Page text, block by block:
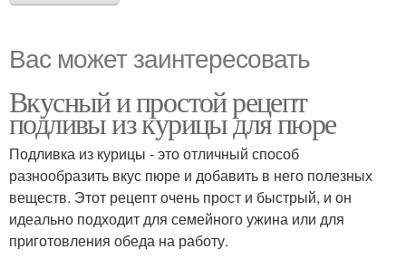
Вас может заинтересовать
Вкусный и простой рецепт
подливы из курицы для пюре
Подливка из курицы - это отличный способ
разнообразить вкус пюре и добавить в него полезных
веществ. Этот рецепт очень прост и быстрый, и он
идеально подходит для семейного ужина или для
приготовления обеда на работу.